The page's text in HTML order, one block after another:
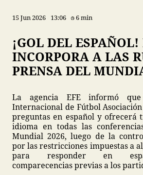
15 Jun 2026 13:06 6 min
¡GOL DEL
INCORPORA A LAS
PRENSA DEL
La agencia EFE informó
Internacional de Fútbol
preguntas en español y ofrecerá
idioma en todas las
Mundial 2026, luego de la
por las restricciones impuestas a
para responder en
comparecencias previas a los